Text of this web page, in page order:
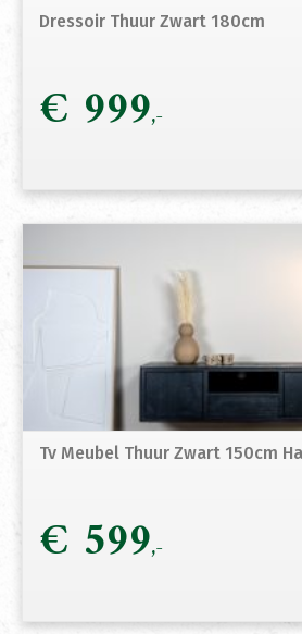
Dressoir Thuur Zwart 180cm
€ 999
Tv Meubel Thuur Zwart 150cm
€ 599